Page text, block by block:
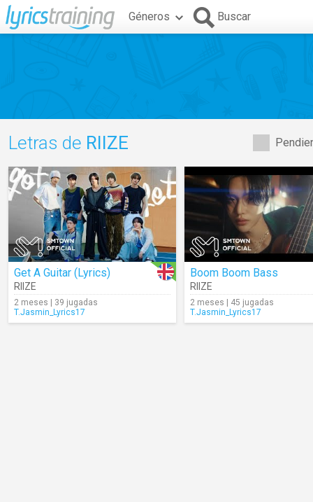
Géneros Buscar
Letras de RIIZE
Get A Guitar (Lyrics)
RIIZE
2 meses | 39 jugadas
T.Jasmin_Lyrics17
Boom Boom Bass
RIIZE
2 meses | 45 jugadas
T.Jasmin_Lyrics17